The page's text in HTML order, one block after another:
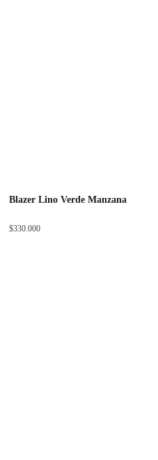
Blazer Lino Verde Manzana
$330.000